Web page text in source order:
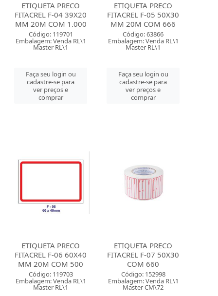
ETIQUETA PRECO
FITACREL F-04 39X20
MM 20M COM 1.000
Código: 119701
Embalagem: Venda RL\1
Master RL\1
Faça seu login ou
cadastre-se para
ver preços e
comprar
ETIQUETA PRECO
FITACREL F-05 50X30
MM 20M COM 666
Código: 63866
Embalagem: Venda RL\1
Master RL\1
Faça seu login ou
cadastre-se para
ver preços e
comprar
ETIQUETA PRECO
FITACREL F-06 60X40
MM 20M COM 500
Código: 119703
Embalagem: Venda RL\1
Master RL\1
ETIQUETA PRECO
FITACREL F-07 50X30
COM 660
Código: 152998
Embalagem: Venda RL\1
Master CM\72